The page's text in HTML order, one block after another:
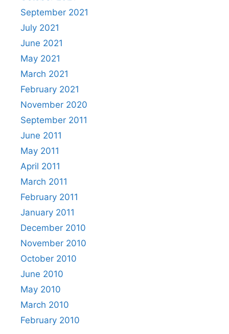
September 2021
July 2021
June 2021
May 2021
March 2021
February 2021
November 2020
September 2011
June 2011
May 2011
April 2011
March 2011
February 2011
January 2011
December 2010
November 2010
October 2010
June 2010
May 2010
March 2010
February 2010